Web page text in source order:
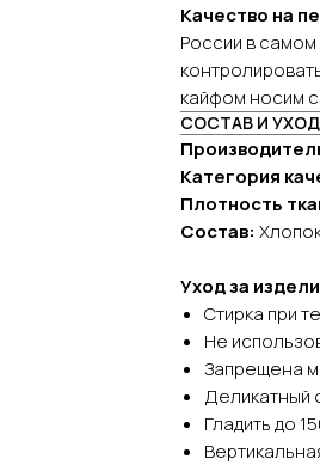
Качество на
России в
кайфом носим
СОСТАВ И УХОД
Категория
Плотность
Состав:
Уход за
Стирка при
Не
Запрещена
Деликатный
Гладить до